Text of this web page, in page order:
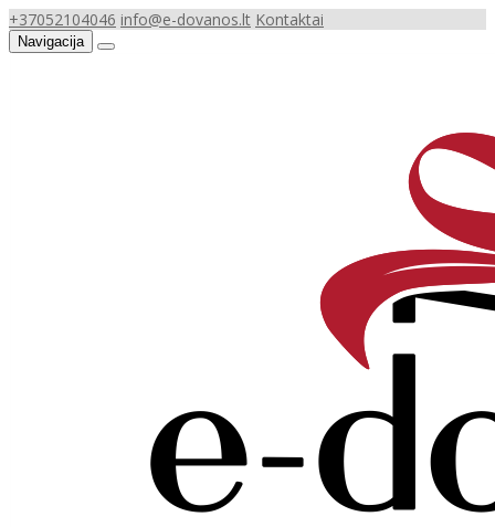
+37052104046 info@e-dovanos.lt Kontaktai
Navigacija